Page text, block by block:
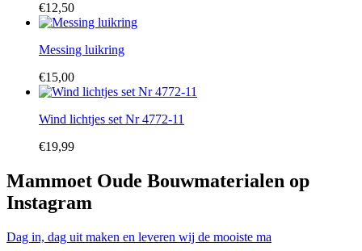
€12,50
Messing luikring
€15,00
Wind lichtjes set Nr 4772-11
€19,99
Mammoet Oude Bouwmaterialen op
Instagram
Dag in, dag uit maken en leveren wij de mooiste ma